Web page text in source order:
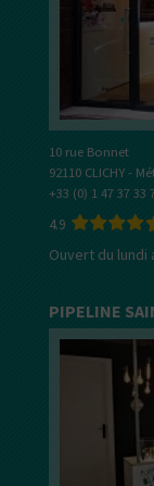
10 rue Bonnet
92110 CLICHY -
+33 (0) 1 47 37 33
4.9
Ouvert du lundi
PIPELINE